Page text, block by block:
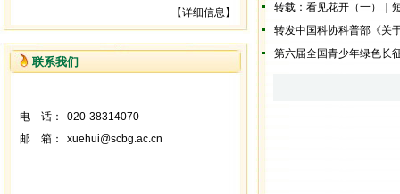
【详细信息】
联系我们
电 话：
020-38314070
邮 箱：
xuehui@scbg.ac.cn
转载：看见花开（一）｜
转发中国科协科普部《关
第六届全国青少年绿色长